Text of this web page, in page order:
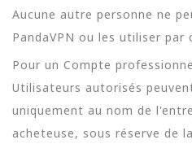
Aucune autre personne ne
PandaVPN ou les utiliser par
Pour un Compte
Utilisateurs autorisés
uniquement au nom de
acheteuse, sous réserve de